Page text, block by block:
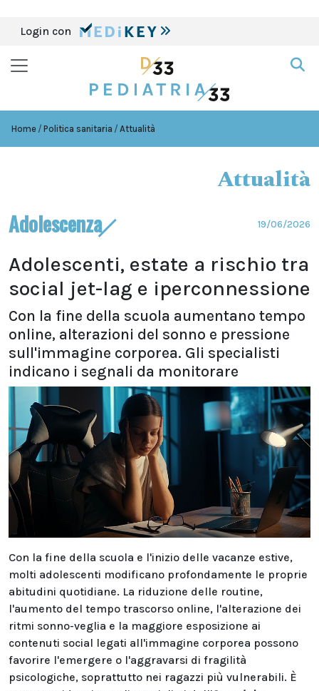
Login con
Home Politica sanitaria Attualità
Attualità
Adolescenza 19/06/2026
Adolescenti, estate a rischio tra
social jet-lag e iperconnessione
Con la fine della scuola aumentano tempo
online, alterazioni del sonno e pressione
sull'immagine corporea. Gli specialisti
indicano i segnali da monitorare
Con la fine della scuola e l'inizio delle vacanze estive,
molti adolescenti modificano profondamente le proprie
abitudini quotidiane. La riduzione delle routine,
l'aumento del tempo trascorso online, l'alterazione dei
ritmi sonno-veglia e la maggiore esposizione ai
contenuti social legati all'immagine corporea possono
favorire l'emergere o l'aggravarsi di fragilità
psicologiche, soprattutto nei ragazzi più vulnerabili. È